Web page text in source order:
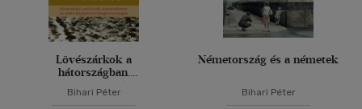
Lövészárkok a
hátországban.
antiszemitizmus az első
Bihari Péter
Németország és a németek
Bihari Péter